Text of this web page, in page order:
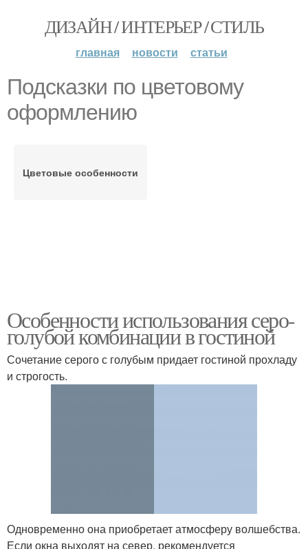
ДИЗАЙН / ИНТЕРЬЕР / СТИЛЬ
главная новости статьи
Подсказки по цветовому
оформлению
Цветовые особенности
Особенности использования серо-
голубой комбинации в гостиной
Сочетание серого с голубым придает гостиной прохладу
и строгость.
Одновременно она приобретает атмосферу волшебства.
Если окна выходят на север, рекомендуется